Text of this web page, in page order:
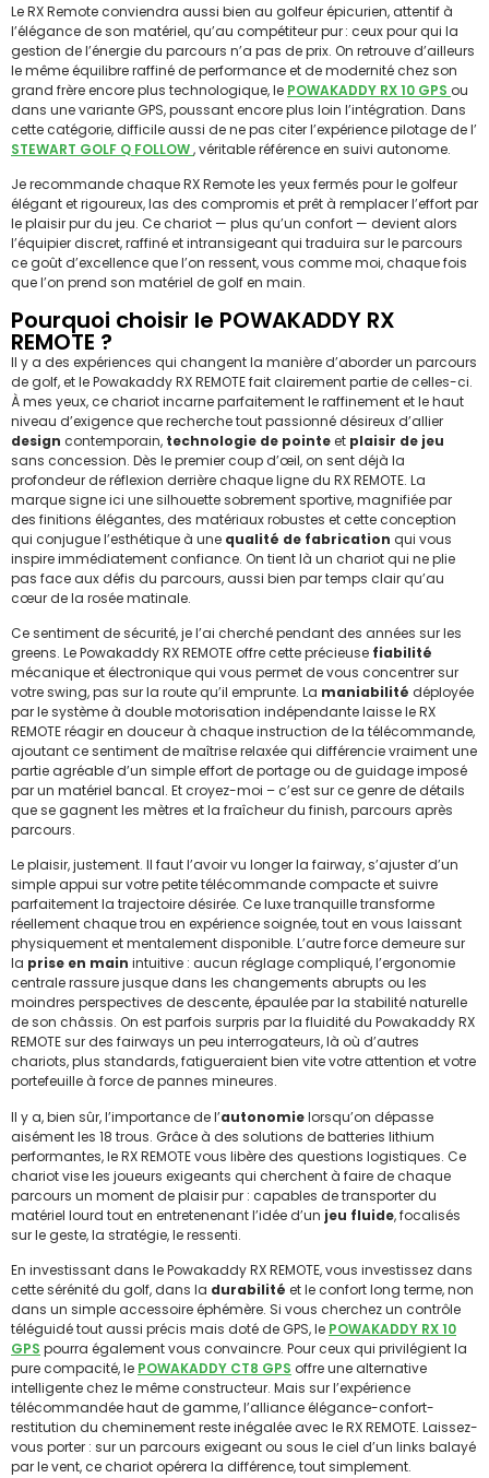
Le RX Remote conviendra aussi bien au golfeur épicurien, attentif à
l’élégance de son matériel, qu’au compétiteur pur : ceux pour qui la
gestion de l’énergie du parcours n’a pas de prix. On retrouve d’ailleurs
le même équilibre raffiné de performance et de modernité chez son
grand frère encore plus technologique, le POWAKADDY RX 10 GPS ou
dans une variante GPS, poussant encore plus loin l’intégration. Dans
cette catégorie, difficile aussi de ne pas citer l’expérience pilotage de l’
STEWART GOLF Q FOLLOW, véritable référence en suivi autonome.
Je recommande chaque RX Remote les yeux fermés pour le golfeur
élégant et rigoureux, las des compromis et prêt à remplacer l’effort par
le plaisir pur du jeu. Ce chariot — plus qu’un confort — devient alors
l’équipier discret, raffiné et intransigeant qui traduira sur le parcours
ce goût d’excellence que l’on ressent, vous comme moi, chaque fois
que l’on prend son matériel de golf en main.
Pourquoi choisir le POWAKADDY RX
REMOTE ?
Il y a des expériences qui changent la manière d’aborder un parcours
de golf, et le Powakaddy RX REMOTE fait clairement partie de celles-ci.
À mes yeux, ce chariot incarne parfaitement le raffinement et le haut
niveau d’exigence que recherche tout passionné désireux d’allier
design contemporain, technologie de pointeet plaisir de jeu
sans concession. Dès le premier coup d’œil, on sent déjà la
profondeur de réflexion derrière chaque ligne du RX REMOTE. La
marque signe ici une silhouette sobrement sportive, magnifiée par
des finitions élégantes, des matériaux robustes et cette conception
qui conjugue l’esthétique à une qualité de fabrication qui vous
inspire immédiatement confiance. On tient là un chariot qui ne plie
pas face aux défis du parcours, aussi bien par temps clair qu’au
cœur de la rosée matinale.
Ce sentiment de sécurité, je l’ai cherché pendant des années sur les
greens. Le Powakaddy RX REMOTE offre cette précieuse fiabilité
mécanique et électronique qui vous permet de vous concentrer sur
votre swing, pas sur la route qu’il emprunte. La maniabilité déployée
par le système à double motorisation indépendante laisse le RX
REMOTE réagir en douceur à chaque instruction de la télécommande,
ajoutant ce sentiment de maîtrise relaxée qui différencie vraiment une
partie agréable d’un simple effort de portage ou de guidage imposé
par un matériel bancal. Et croyez-moi – c’est sur ce genre de détails
que se gagnent les mètres et la fraîcheur du finish, parcours après
parcours.
Le plaisir, justement. Il faut l’avoir vu longer la fairway, s’ajuster d’un
simple appui sur votre petite télécommande compacte et suivre
parfaitement la trajectoire désirée. Ce luxe tranquille transforme
réellement chaque trou en expérience soignée, tout en vous laissant
physiquement et mentalement disponible. L’autre force demeure sur
la prise en main intuitive : aucun réglage compliqué, l’ergonomie
centrale rassure jusque dans les changements abrupts ou les
moindres perspectives de descente, épaulée par la stabilité naturelle
de son châssis. On est parfois surpris par la fluidité du Powakaddy RX
REMOTE sur des fairways un peu interrogateurs, là où d’autres
chariots, plus standards, fatigueraient bien vite votre attention et votre
portefeuille à force de pannes mineures.
Il y a, bien sûr, l’importance de l’autonomielorsqu’on dépasse
aisément les 18 trous. Grâce à des solutions de batteries lithium
performantes, le RX REMOTE vous libère des questions logistiques. Ce
chariot vise les joueurs exigeants qui cherchent à faire de chaque
parcours un moment de plaisir pur : capables de transporter du
matériel lourd tout en entretenenant l’idée d’un jeu fluide, focalisés
sur le geste, la stratégie, le ressenti.
En investissant dans le Powakaddy RX REMOTE, vous investissez dans
cette sérénité du golf, dans la durabilité et le confort long terme, non
dans un simple accessoire éphémère. Si vous cherchez un contrôle
téléguidé tout aussi précis mais doté de GPS, le POWAKADDY RX 10
GPS pourra également vous convaincre. Pour ceux qui privilégient la
pure compacité, le POWAKADDY CT8 GPS offre une alternative
intelligente chez le même constructeur. Mais sur l’expérience
télécommandée haut de gamme, l’alliance élégance-confort-
restitution du cheminement reste inégalée avec le RX REMOTE. Laissez-
vous porter : sur un parcours exigeant ou sous le ciel d’un links balayé
par le vent, ce chariot opérera la différence, tout simplement.